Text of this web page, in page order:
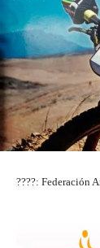
????: Federación